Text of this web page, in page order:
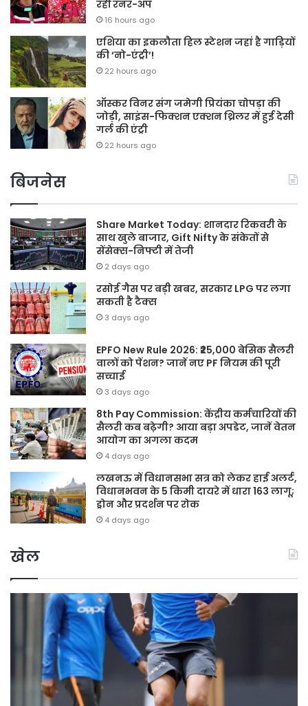
रहीं रनर-अप
16 hours ago
एशिया का इकलौता हिल स्टेशन जहां है गाड़ियों
की ‘नो-एंट्री’!
22 hours ago
ऑस्कर विनर संग जमेगी प्रियंका चोपड़ा की
जोड़ी, साइंस-फिक्शन एक्शन थ्रिलर में हुई देसी
गर्ल की एंट्री
22 hours ago
बिजनेस
Share Market Today: शानदार रिकवरी के
साथ खुले बाजार, Gift Nifty के संकेतों से
सेंसेक्स-निफ्टी में तेजी
2 days ago
रसोई गैस पर बड़ी खबर, सरकार LPG पर लगा
सकती है टैक्स
3 days ago
EPFO New Rule 2026: ₹25,000 बेसिक सैलरी
वालों को पेंशन? जानें नए PF नियम की पूरी
सच्चाई
3 days ago
8th Pay Commission: केंद्रीय कर्मचारियों की
सैलरी कब बढ़ेगी? आया बड़ा अपडेट, जानें वेतन
आयोग का अगला कदम
4 days ago
लखनऊ में विधानसभा सत्र को लेकर हाई अलर्ट,
विधानभवन के 5 किमी दायरे में धारा 163 लागू;
ड्रोन और प्रदर्शन पर रोक
4 days ago
खेल